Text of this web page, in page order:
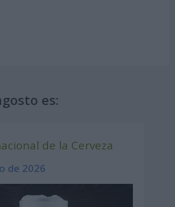
es:
de la Cerveza
de 2026